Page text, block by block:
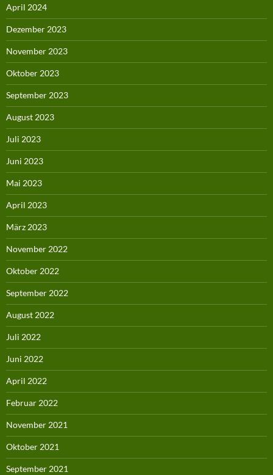
April 2024
Dezember 2023
November 2023
Oktober 2023
September 2023
August 2023
Juli 2023
Juni 2023
Mai 2023
April 2023
März 2023
November 2022
Oktober 2022
September 2022
August 2022
Juli 2022
Juni 2022
April 2022
Februar 2022
November 2021
Oktober 2021
September 2021